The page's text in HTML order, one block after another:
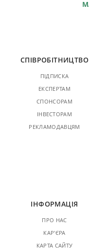
СПІВРОБІТНИЦТВО
ПІДПИСКА
ЕКСПЕРТАМ
СПОНСОРАМ
ІНВЕСТОРАМ
РЕКЛАМОДАВЦЯМ
ІНФОРМАЦІЯ
ПРО НАС
КАР'ЄРА
КАРТА САЙТУ